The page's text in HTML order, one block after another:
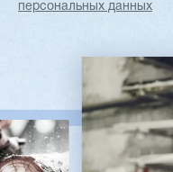
персональных данных